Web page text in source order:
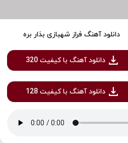
دانلود آهنگ فراز شهبازی بذار بره
دانلود آهنگ با کیفیت 320
دانلود آهنگ با کیفیت 128